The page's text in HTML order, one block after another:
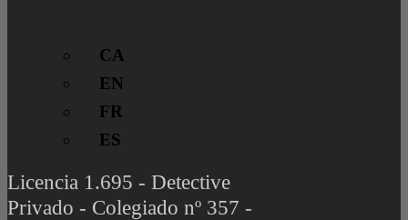
CA
EN
FR
ES
Licencia 1.695 - Detective
Privado - Colegiado nº 357 -